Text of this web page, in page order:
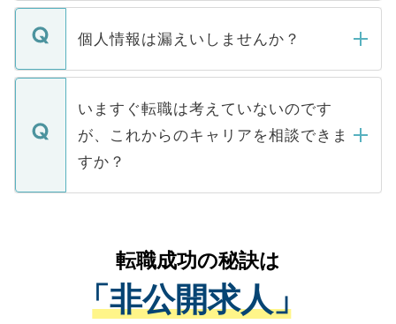
ません。
■応募殺到を避けるため 人気のある医療機
関を公にしてしまうと、応募が殺到する場
に、医療機関が求める条件に合った人材の
みを人材紹介会社に依頼するケースが増え
ています。
転職・入職を強要することは一切ありませ
ん。また、仮に応募先から内定をいただい
定を承諾する必要はありません。内定先へ
の辞退の連絡はキャリアパートナーが行い
個人情報は漏えいしませんか？
個人情報が漏えいすることはありませんの
で、ご安心ください。当サイトからの登録
などで収集したご登録者様の個人情報は、
ご本人のキャリアアップおよび転職活動の
支援を目的に使用いたします。お預かりし
ているすべての個人データはご本人の許可
は、個人情報の取り扱いについての厳密な
管理基準を満たした事業者のみに付与され
る、プライバシーマークを取得済みです。
いますぐ転職は考えていないのです
が、これからのキャリアを相談できま
すか？
かがいして、現在の医療機関の状況や紹介
経験をまじえながら、適切なアドバイスを
させていただきます。すぐにご転職をされ
ない方には、長期的なサポートが可能です
転職成功の秘訣は
「非公開求人」